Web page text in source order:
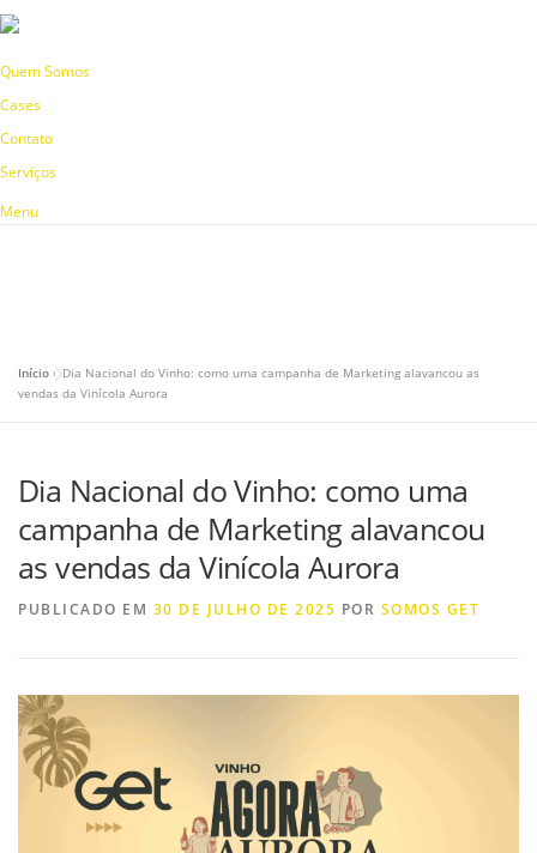
Quem Somos
Cases
Contato
Serviços
Menu
Início »Dia Nacional do Vinho: como uma campanha de Marketing alavancou as
vendas da Vinícola Aurora
Dia Nacional do Vinho: como uma
campanha de Marketing alavancou
as vendas da Vinícola Aurora
PUBLICADO EM 30 DE JULHO DE 2025 POR SOMOS GET